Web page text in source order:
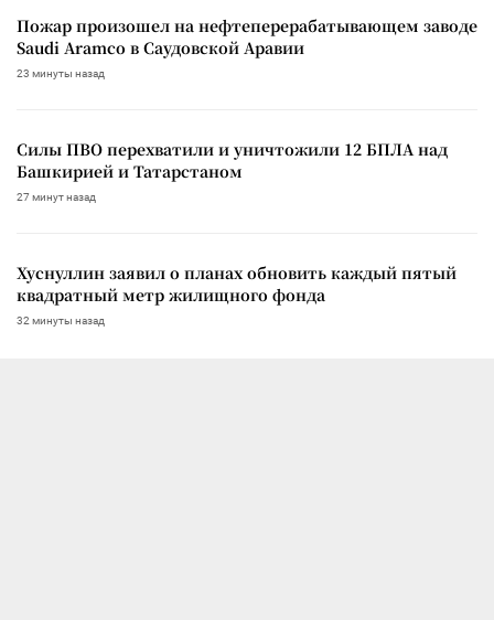
Пожар произошел на нефтеперерабатывающем заводе
Saudi Aramco в Саудовской Аравии
23 минуты назад
Силы ПВО перехватили и уничтожили 12 БПЛА над
Башкирией и Татарстаном
27 минут назад
Хуснуллин заявил о планах обновить каждый пятый
квадратный метр жилищного фонда
32 минуты назад